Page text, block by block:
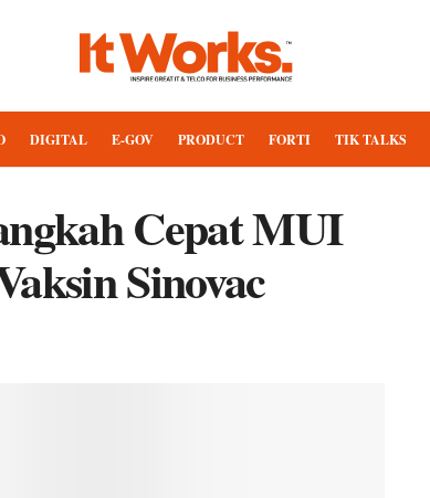
DIGITAL E-GOV PRODUCT FORTI TIK TALKS
Cepat MUI
Sinovac